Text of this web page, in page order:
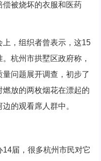
被烧坏的衣服和医药
，组织者曾表示，这15
杭州市拱墅区政府称，
问题展开调查，初步了
放的两枚烟花在漂起的
的观看席人群中。
届，很多杭州市民对它